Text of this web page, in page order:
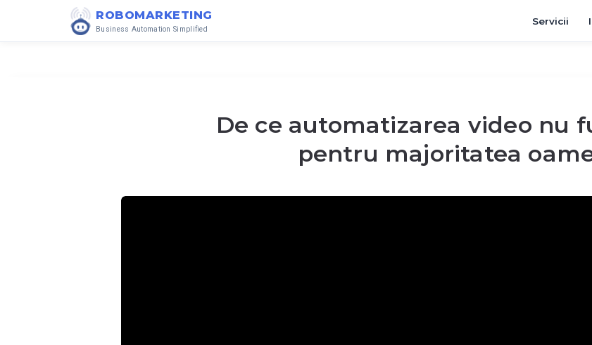
ROBOMARKETING
Business Automation Simplified
Servicii
De ce automatizarea video nu
pentru majoritatea